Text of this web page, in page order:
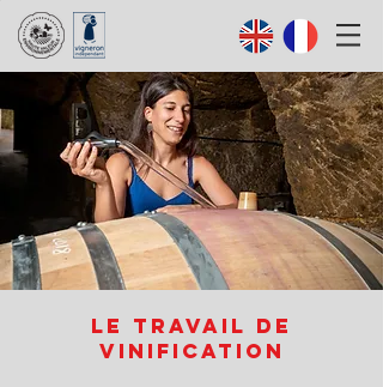
Le travail de
vinification